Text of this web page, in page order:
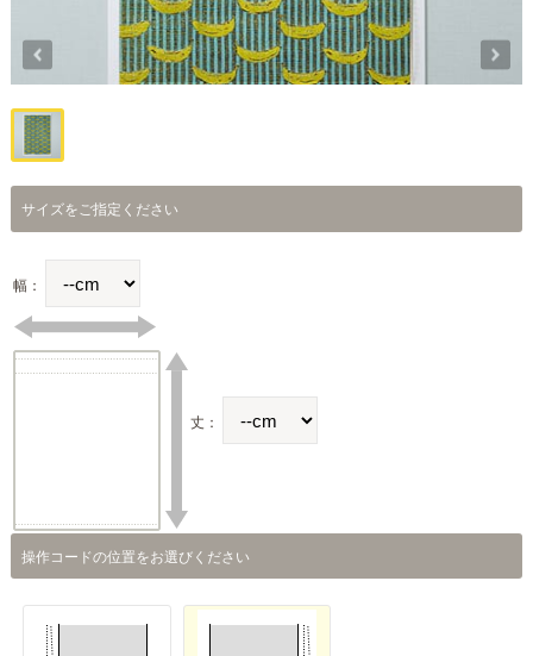
サイズをご指定ください
幅：
丈：
操作コードの位置をお選びください